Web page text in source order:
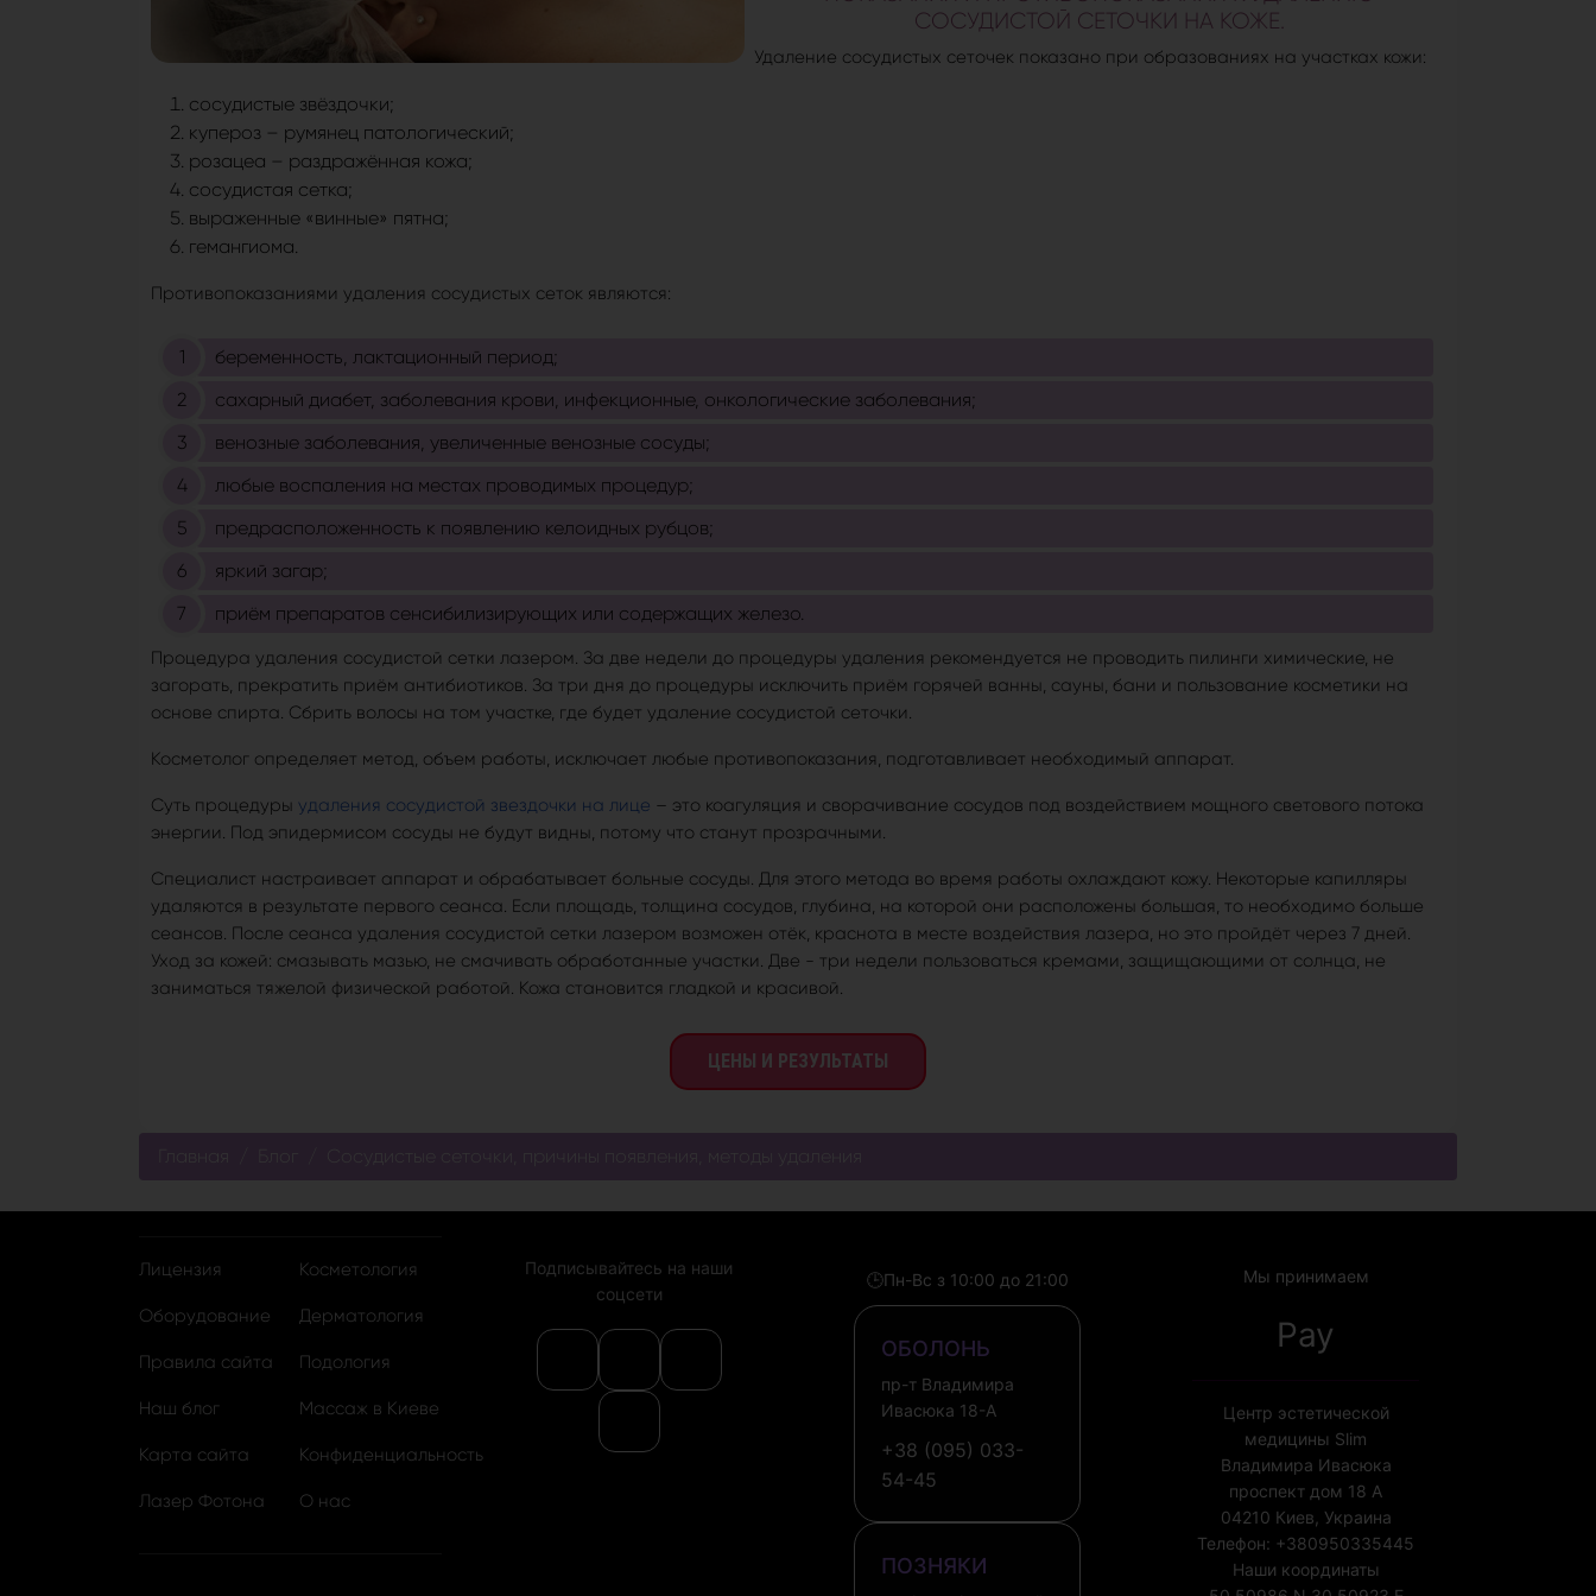
СОСУДИСТОЙ СЕТОЧКИ НА КОЖЕ.
Удаление сосудистых сеточек показано при образованиях на участках кожи:
сосудистые звёздочки;
купероз – румянец патологический;
розацеа – раздражённая кожа;
сосудистая сетка;
выраженные «винные» пятна;
гемангиома.
Противопоказаниями удаления сосудистых сеток являются:
беременность, лактационный период;
сахарный диабет, заболевания крови, инфекционные, онкологические заболевания;
венозные заболевания, увеличенные венозные сосуды;
любые воспаления на местах проводимых процедур;
предрасположенность к появлению келоидных рубцов;
яркий загар;
приём препаратов сенсибилизирующих или содержащих железо.
Процедура удаления сосудистой сетки лазером. За две недели до процедуры удаления рекомендуется не проводить пилинги химические, не
загорать, прекратить приём антибиотиков. За три дня до процедуры исключить приём горячей ванны, сауны, бани и пользование косметики на
основе спирта. Сбрить волосы на том участке, где будет удаление сосудистой сеточки.
Косметолог определяет метод, объем работы, исключает любые противопоказания, подготавливает необходимый аппарат.
Суть процедуры удаления сосудистой звездочки на лице – это коагуляция и сворачивание сосудов под воздействием мощного светового потока
энергии. Под эпидермисом сосуды не будут видны, потому что станут прозрачными.
Специалист настраивает аппарат и обрабатывает больные сосуды. Для этого метода во время работы охлаждают кожу. Некоторые капилляры
удаляются в результате первого сеанса. Если площадь, толщина сосудов, глубина, на которой они расположены большая, то необходимо больше
сеансов. После сеанса удаления сосудистой сетки лазером возможен отёк, краснота в месте воздействия лазера, но это пройдёт через 7 дней.
Уход за кожей: смазывать мазью, не смачивать обработанные участки. Две - три недели пользоваться кремами, защищающими от солнца, не
заниматься тяжелой физической работой. Кожа становится гладкой и красивой.
ЦЕНЫ И РЕЗУЛЬТАТЫ
Главная Сосудистые сеточки, причины появления, методы удаления
Лицензия
Оборудование
Правила сайта
Наш блог
Карта сайта
Лазер Фотона
Косметология
Дерматология
Подология
Массаж в Киеве
Конфиденциальность
О нас
Подписывайтесь на наши
соцсети
🕒Пн-Вс з 10:00 до 21:00
ОБОЛОНЬ
пр-т Владимира
Ивасюка 18-А
+38 (095) 033-
54-45
ПОЗНЯКИ
Мы принимаем
Pay
Центр эстетической
медицины Slim
Владимира Ивасюка
проспект дом 18 А
04210 Киев, Украина
Телефон: +380950335445
Наши координаты